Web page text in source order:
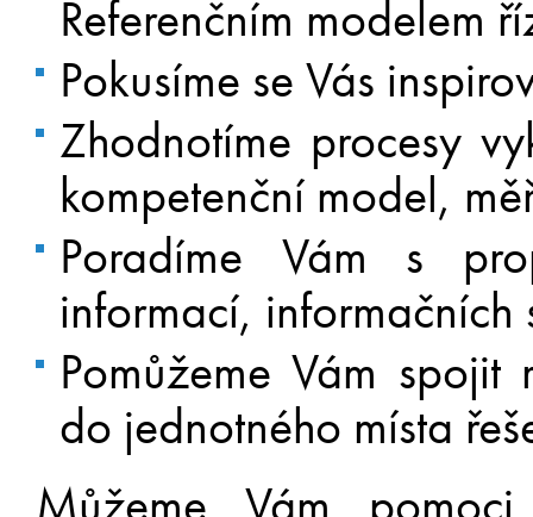
Referenčním modelem
Pokusíme se Vás
Zhodnotíme procesy
kompetenční model,
Poradíme Vám s
informací, informačních
Pomůžeme Vám
do jednotného místa